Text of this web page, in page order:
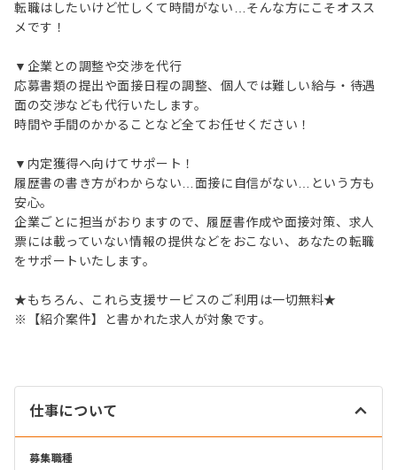
転職はしたいけど忙しくて時間がない…そんな方にこそオスス
メです！
▼企業との調整や交渉を代行
応募書類の提出や面接日程の調整、個人では難しい給与・待遇
面の交渉なども代行いたします。
時間や手間のかかることなど全てお任せください！
▼内定獲得へ向けてサポート！
履歴書の書き方がわからない…面接に自信がない…という方も
安心。
企業ごとに担当がおりますので、履歴書作成や面接対策、求人
票には載っていない情報の提供などをおこない、あなたの転職
をサポートいたします。
★もちろん、これら支援サービスのご利用は一切無料★
※【紹介案件】と書かれた求人が対象です。
仕事について
募集職種